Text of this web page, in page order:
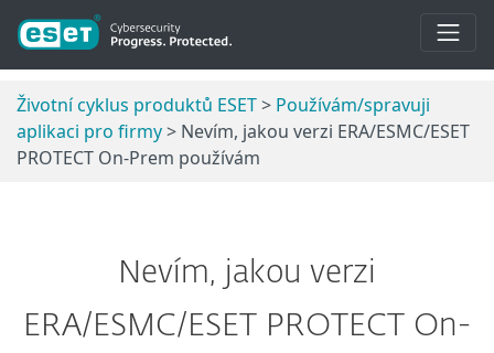
Životní cyklus produktů ESET> Používám/spravuji
aplikaci pro firmy> Nevím, jakou verzi ERA/ESMC/ESET
PROTECT On-Prem používám
Nevím, jakou verzi
ERA/ESMC/ESET PROTECT On-